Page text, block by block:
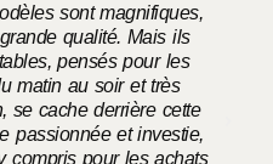
sont magnifiques,
qualité. Mais ils
pensés pour les
matin au soir et très
se cache derrière cette
passionnée et investie,
compris pour les achats